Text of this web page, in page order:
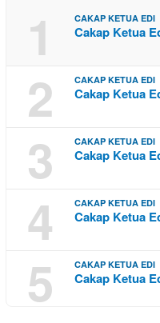
1 CAKAP KETUA EDI
Cakap Ketua
2 CAKAP KETUA EDI
Cakap Ketua
3 CAKAP KETUA EDI
Cakap Ketua
4 CAKAP KETUA EDI
Cakap Ketua
5 CAKAP KETUA EDI
Cakap Ketua